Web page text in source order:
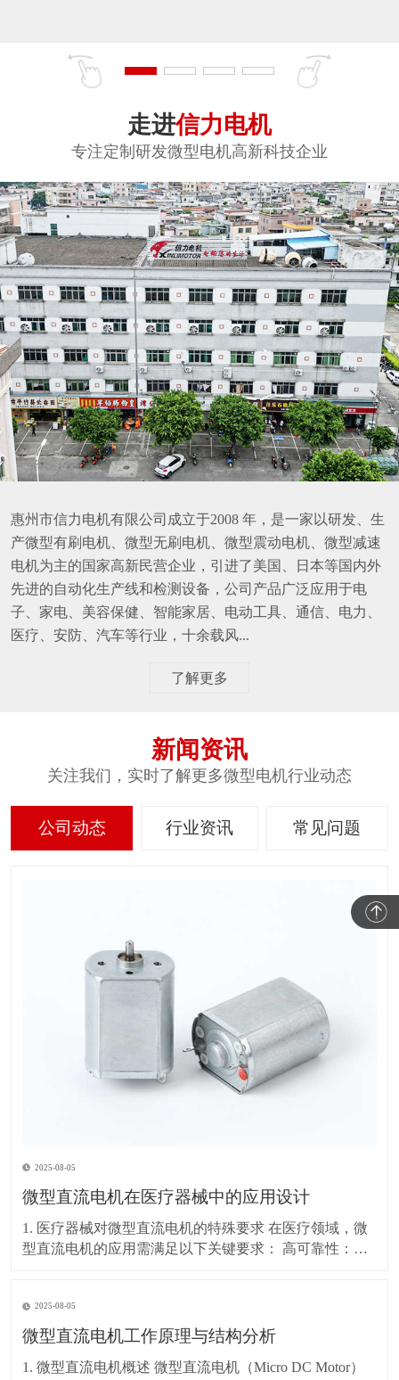
走进信力电机
专注定制研发微型电机高新科技企业
惠州市信力电机有限公司成立于2008 年，是一家以研发、生
产微型有刷电机、微型无刷电机、微型震动电机、微型减速
电机为主的国家高新民营企业，引进了美国、日本等国内外
先进的自动化生产线和检测设备，公司产品广泛应用于电
子、家电、美容保健、智能家居、电动工具、通信、电力、
医疗、安防、汽车等行业，十余载风...
了解更多
新闻资讯
关注我们，实时了解更多微型电机行业动态
公司动态 行业资讯 常见问题
2025-08-05
微型直流电机在医疗器械中的应用设计
1. 医疗器械对微型直流电机的特殊要求 在医疗领域，微
型直流电机的应用需满足以下关键要求： 高可靠性：长
置调节（如输液泵、手术机器人） 小型化：适应便携式
或植入式医疗设备（如胰岛素泵、内
2025-08-05
微型直流电机工作原理与结构分析
1. 微型直流电机概述 微型直流电机（Micro DC Motor）